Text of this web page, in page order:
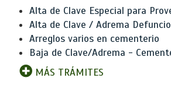
Alta de Clave Especial para
Alta de Clave / Adrema
Arreglos varios en cementerio
Baja de Clave/Adrema -
MÁS TRÁMITES